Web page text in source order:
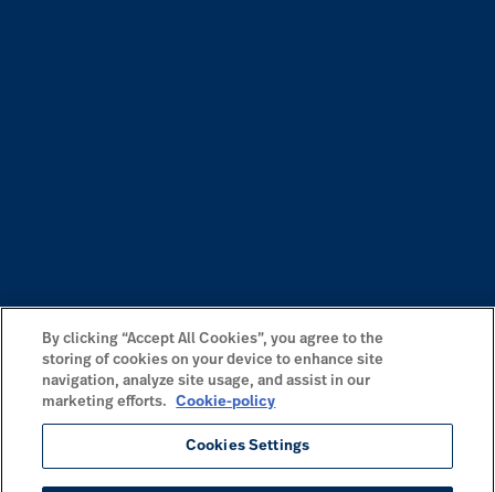
By clicking “Accept All Cookies”, you agree to the
storing of cookies on your device to enhance site
navigation, analyze site usage, and assist in our
marketing efforts.
Cookie-policy
Cookies Settings